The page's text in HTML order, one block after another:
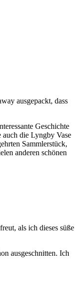
ausgepackt, dass
Geschichte
auch die Lyngby Vase
Sammlerstück,
anderen schönen
als ich dieses süße
ausgeschnitten. Ich